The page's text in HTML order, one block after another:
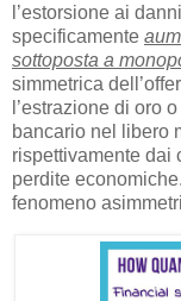
l’estorsione ai
specificamente
sottoposta a
simmetrica
l’estrazione di oro
bancario nel libero
rispettivamente dai
perdite
fenomeno